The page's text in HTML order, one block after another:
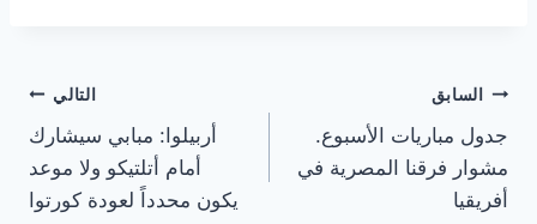
تصفّح
المقالات
السابق
جدول مباريات الأسبوع.
مشوار فرقنا المصرية في
أفريقيا
التالي
أربيلوا: مبابي سيشارك
أمام أتلتيكو ولا موعد
يكون محدداً لعودة كورتوا